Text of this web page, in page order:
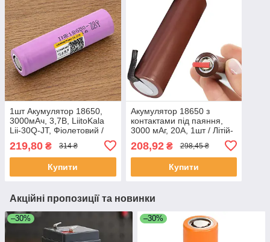
1шт Акумулятор 18650,
3000мАч, 3,7В, LiitoKala
Lii-30Q-JT, Фіолетовий /
Акумуляторна батарея /
Літій іонний акумулятор
219,80 ₴ 314 ₴
Купити
Акумулятор 18650 з
контактами під паяння,
3000 мАг, 20А, 1шт / Літій-
батарейка для пайки
208,92₴ 298,45 ₴
Купити
Акційні пропозиції та новинки
–30% –30%